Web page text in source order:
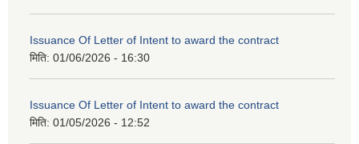
Issuance Of Letter of Intent to award the contract
मिति: 01/06/2026 - 16:30
Issuance Of Letter of Intent to award the contract
मिति: 01/05/2026 - 12:52